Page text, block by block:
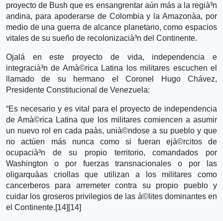
proyecto de Bush que es ensangrentar aún más a la regià³n
andina, para apoderarse de Colombia y la Amazonà­a, por
medio de una guerra de alcance planetario, como espacios
vitales de su sueño de recolonizacià³n del Continente.
Ojalá en este proyecto de vida, independencia e
integracià³n de Amà©rica Latina los militares escuchen el
llamado de su hermano el Coronel Hugo Chávez,
Presidente Constitucional de Venezuela:
“Es necesario y es vital para el proyecto de independencia
de Amà©rica Latina que los militares comiencen a asumir
un nuevo rol en cada paà­s, unià©ndose a su pueblo y que
no actúen más nunca como si fueran ejà©rcitos de
ocupacià³n de su propio territorio, comandados por
Washington o por fuerzas transnacionales o por las
oligarquà­as criollas que utilizan a los militares como
cancerberos para arremeter contra su propio pueblo y
cuidar los groseros privilegios de las à©lites dominantes en
el Continente.[14][14]